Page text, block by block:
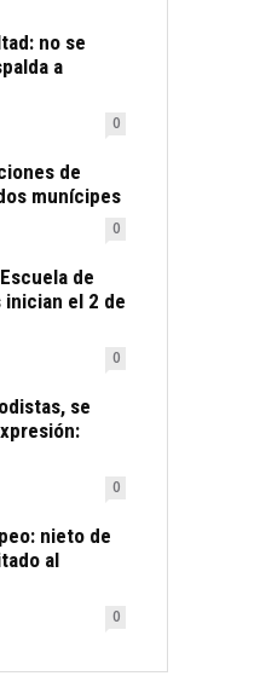
no se
a
0
de
munícipes
0
de
el 2 de
0
se
0
nieto de
al
0